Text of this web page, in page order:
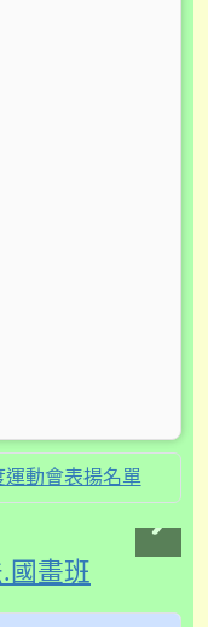
運動會表揚名單
國畫班